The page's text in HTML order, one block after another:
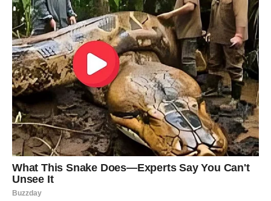
Koliko ste izgradili.
I koliko razloga imate da budete ponosni na sebe.
ZAŠTO ĆE OVAJ JUN BITI
NAJLJEPŠI MJESEC?
Zato što vam donosi ono što ste dugo čekali.
Priznanje.
Sigurnost.